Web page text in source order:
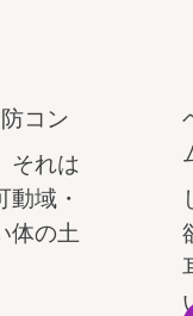
コン
それは
域・
体の土